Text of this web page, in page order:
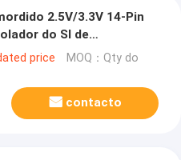
2.5V/3.3V 14-Pin
do SI de
price MOQ：Qty do
contacto